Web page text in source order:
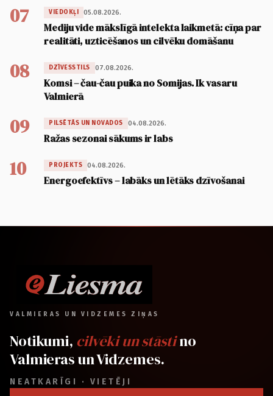
07 VIEDOKĻI 05.08.2026.
Mediju vide mākslīgā intelekta laikmetā: cīņa par
realitāti, uzticēšanos un cilvēku domāšanu
08 DZĪVESSTILS 07.08.2026.
Komsi – čau-čau puika no Somijas. Ik vasaru
Valmierā
09 PILSĒTĀS UN NOVADOS 04.08.2026.
Ražas sezonai sākums ir labs
10 PROJEKTS 04.08.2026.
Energoefektīvs – labāks un lētāks dzīvošanai
VALMIERAS UN VIDZEMES ZIŅAS
Notikumi, cilvēki un stāstino
Valmieras un Vidzemes.
NEATKARĪGI · VIETĒJI